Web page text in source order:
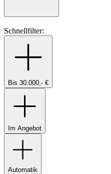
Schnellfilter:
Bis 30.000,- €
Im Angebot
Automatik